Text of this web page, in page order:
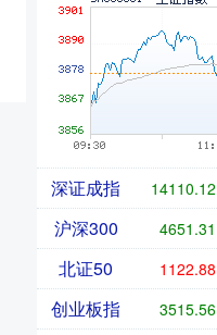
深证成指 14110.12
沪深300 4651.31
北证50 1122.88
创业板指 3515.56